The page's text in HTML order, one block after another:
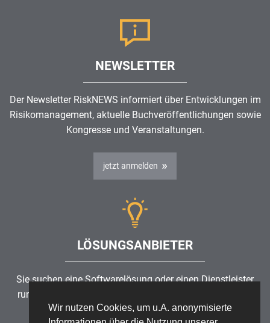
Wir nutzen Cookies, um u.A. anonymisierte
NEWSLETTER
Der Newsletter RiskNEWS informiert über Entwicklungen im
Risikomanagement, aktuelle Buchveröffentlichungen sowie
Kongresse und Veranstaltungen.
jetzt anmelden
LÖSUNGSANBIETER
Sie suchen eine Softwarelösung oder einen Dienstleister
rund um die Themen
ISMS?